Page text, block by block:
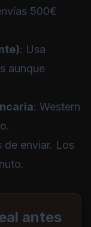
500€
: Usa
aunque
: Western
de enviar. Los
antes